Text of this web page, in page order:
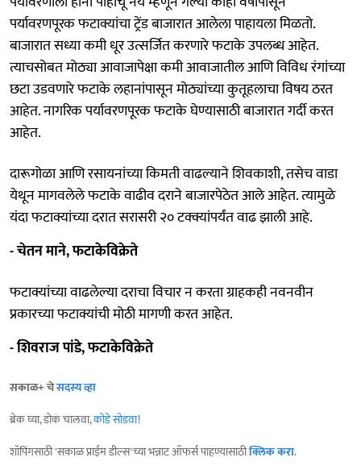
पर्यावरणपूरक फटाक्यांचा ट्रेंड बाजारात आलेला पाहायला मिळतो.
बाजारात सध्या कमी धूर उत्सर्जित करणारे फटाके उपलब्ध आहेत.
त्याचसोबत मोठ्या आवाजापेक्षा कमी आवाजातील आणि विविध रंगांच्या
छटा उडवणारे फटाके लहानांपासून मोठ्यांच्या कुतूहलाचा विषय ठरत
आहेत. नागरिक पर्यावरणपूरक फटाके घेण्यासाठी बाजारात गर्दी करत
आहेत.
दारूगोळा आणि रसायनांच्या किमती वाढल्याने शिवकाशी, तसेच वाडा
येथून मागवलेले फटाके वाढीव दराने बाजारपेठेत आले आहेत. त्यामुळे
यंदा फटाक्यांच्या दरात सरासरी २० टक्क्यांपर्यंत वाढ झाली आहे.
- चेतन माने, फटाकेविक्रेते
फटाक्यांच्या वाढलेल्या दराचा विचार न करता ग्राहकही नवनवीन
प्रकारच्या फटाक्यांची मोठी मागणी करत आहेत.
- शिवराज पांडे, फटाकेविक्रेते
सकाळ+ चेसदस्य व्हा
ब्रेक घ्या, डोकं चालवा,कोडे सोडवा!
शॉपिंगसाठी 'सकाळ प्राईम डील्स'च्या भन्नाट ऑफर्स पाहण्यासाठीक्लिक करा.